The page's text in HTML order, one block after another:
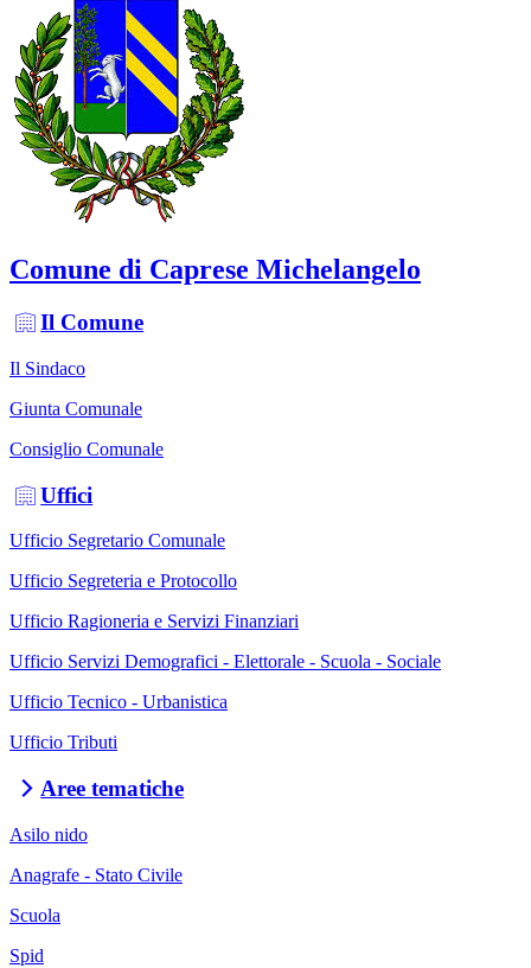
Comune di Caprese Michelangelo
Il Comune
Il Sindaco
Giunta Comunale
Consiglio Comunale
Uffici
Ufficio Segretario Comunale
Ufficio Segreteria e Protocollo
Ufficio Ragioneria e Servizi Finanziari
Ufficio Servizi Demografici - Elettorale - Scuola - Sociale
Ufficio Tecnico - Urbanistica
Ufficio Tributi
Aree tematiche
Asilo nido
Anagrafe - Stato Civile
Scuola
Spid